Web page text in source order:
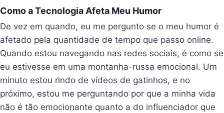
Como a Tecnologia Afeta Meu Humor
De vez em quando, eu me pergunto se o meu humor é
afetado pela quantidade de tempo que passo online.
Quando estou navegando nas redes sociais, é como se
eu estivesse em uma montanha-russa emocional. Um
minuto estou rindo de vídeos de gatinhos, e no
próximo, estou me perguntando por que a minha vida
não é tão emocionante quanto a do influenciador que